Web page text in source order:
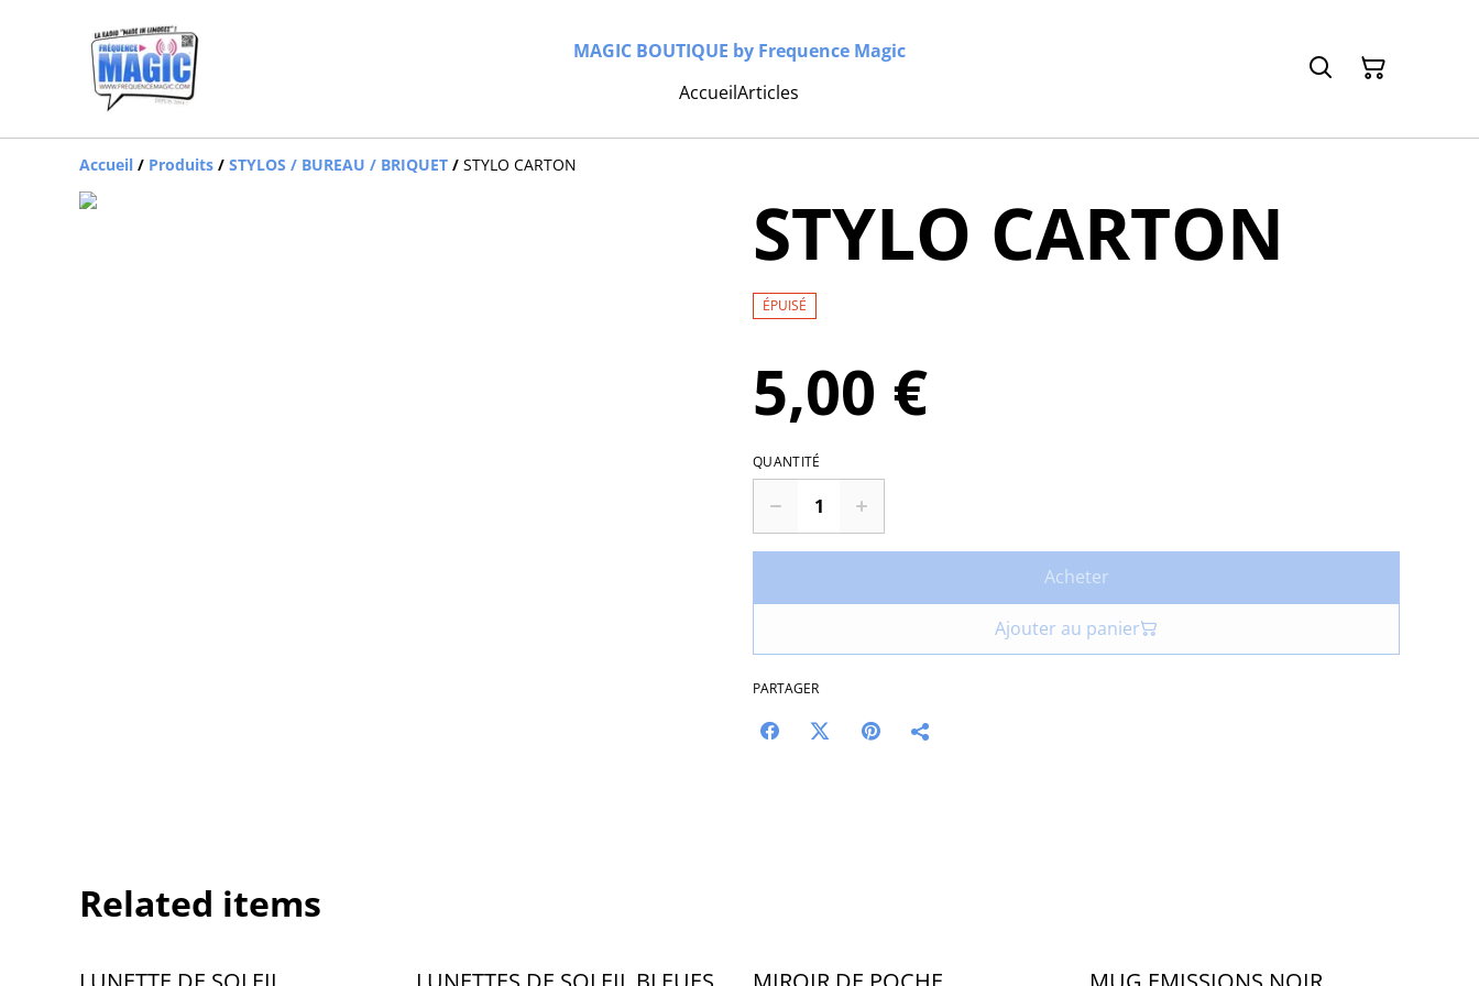
MAGIC BOUTIQUE by Frequence Magic
AccueilArticles
Accueil / Produits / STYLOS / BUREAU / BRIQUET / STYLO CARTON
STYLO CARTON
ÉPUISÉ
5,00 €
QUANTITÉ
Acheter
Ajouter au panier
PARTAGER
Related items